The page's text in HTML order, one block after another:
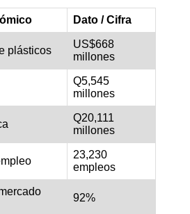
Dato / Cifra
plásticos
US$668
millones
Q5,545
millones
Q20,111
millones
23,230
empleos
92%